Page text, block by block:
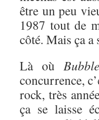
être un peu
1987 tout de
côté. Mais ça a
Là où
concurrence,
rock, très
ça se laisse